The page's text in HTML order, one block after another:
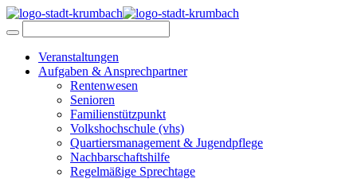
Veranstaltungen
Aufgaben & Ansprechpartner
Rentenwesen
Senioren
Familienstützpunkt
Volkshochschule (vhs)
Quartiersmanagement & Jugendpflege
Nachbarschaftshilfe
Regelmäßige Sprechtage